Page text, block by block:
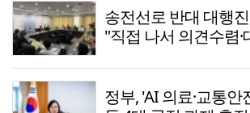
송전선로 반대 대행
"직접 나서 의견수렴
정부, 'AI 의료·교통안